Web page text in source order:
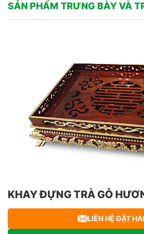
SẢN PHẨM TRƯNG BÀY VÀ
KHAY ĐỰNG TRÀ GỖ
LIÊN HỆ ĐẶT